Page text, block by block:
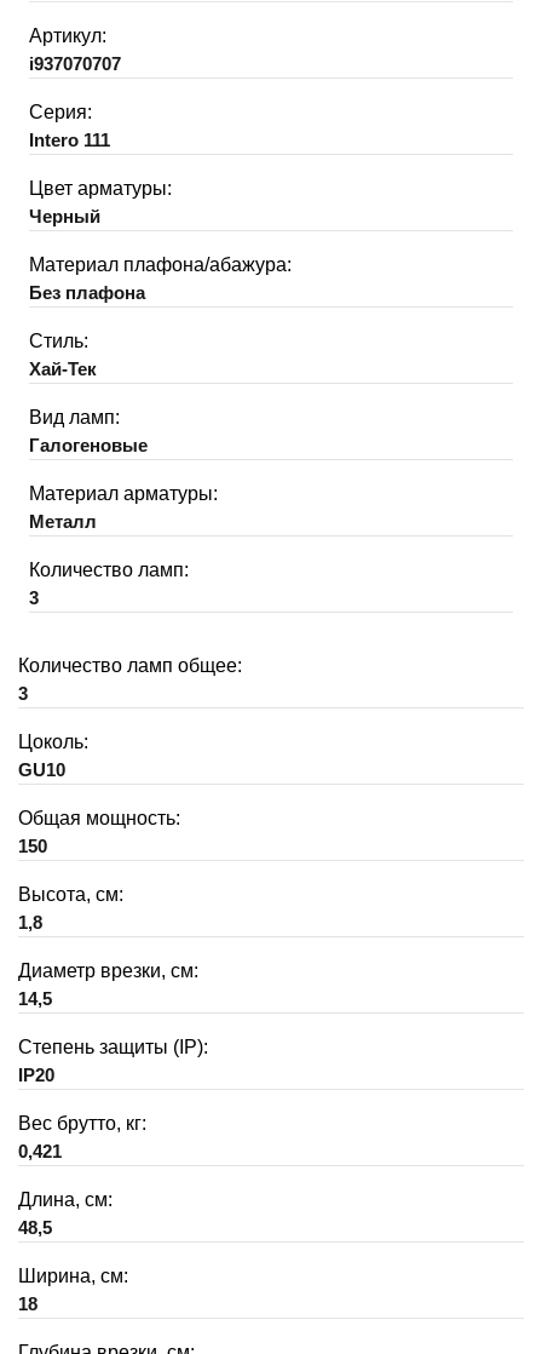
Артикул:
i937070707
Серия:
Intero 111
Цвет арматуры:
Черный
Материал плафона/абажура:
Без плафона
Стиль:
Хай-Тек
Вид ламп:
Галогеновые
Материал арматуры:
Металл
Количество ламп:
3
Количество ламп общее:
3
Цоколь:
GU10
Общая мощность:
150
Высота, см:
1,8
Диаметр врезки, см:
14,5
Степень защиты (IP):
IP20
Вес брутто, кг:
0,421
Длина, см:
48,5
Ширина, см:
18